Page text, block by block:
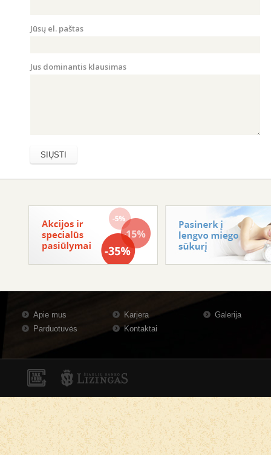
Jūsų el. paštas
Jus dominantis klausimas
Apie mus Karjera
Galerija
Parduotuvės
Kontaktai